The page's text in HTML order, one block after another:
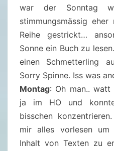
war der Sonntag
stimmungsmässig
Reihe gestrickt…
Sonne ein Buch zu
einen Schmetterling
Sorry Spinne. Iss was
Montag: Oh man..
ja im HO und
bisschen
mir alles vorlesen
Inhalt von Texten zu